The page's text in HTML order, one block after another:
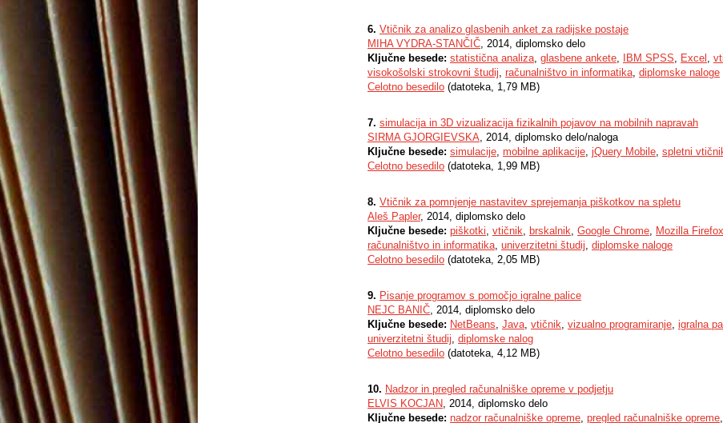
6. Vtičnik za analizo glasbenih anket za radijske postaje
MIHA VYDRA-STANČIČ, 2014, diplomsko delo
Ključne besede: statistična analiza, glasbene ankete, IBM SPSS, Excel ,
visokošolski strokovni študij, računalništvo in informatika, diplomske naloge
Celotno besedilo (datoteka, 1,79 MB)
7. simulacija in 3D vizualizacija fizikalnih pojavov na mobilnih napravah
SIRMA GJORGIEVSKA, 2014, diplomsko delo/naloga
Ključne besede: simulacije, mobilne aplikacije, jQuery Mobile, spletni
Celotno besedilo (datoteka, 1,99 MB)
8. Vtičnik za pomnjenje nastavitev sprejemanja piškotkov na spletu
Aleš Papler, 2014, diplomsko delo
Ključne besede: piškotki, vtičnik, brskalnik, Google Chrome, Mozilla Firefox
računalništvo in informatika, univerzitetni študij, diplomske naloge
Celotno besedilo (datoteka, 2,05 MB)
9. Pisanje programov s pomočjo igralne palice
NEJC BANIČ, 2014, diplomsko delo
Ključne besede: NetBeans, Java, vtičnik, vizualno programiranje, igralna
univerzitetni študij, diplomske nalog
Celotno besedilo (datoteka, 4,12 MB)
10. Nadzor in pregled računalniške opreme v podjetju
ELVIS KOCJAN, 2014, diplomsko delo
Ključne besede: nadzor računalniške opreme, pregled računalniške opreme,